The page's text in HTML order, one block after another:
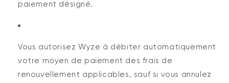
paiement désigné.
Vous autorisez Wyze à débiter automatiquement
votre moyen de paiement des frais de
renouvellement applicables, sauf si vous annulez